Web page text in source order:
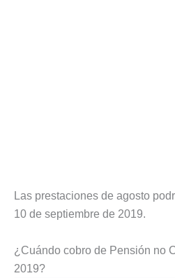
Las prestaciones de agosto
10 de septiembre de 2019.
¿Cuándo cobro de Pensión no
2019?